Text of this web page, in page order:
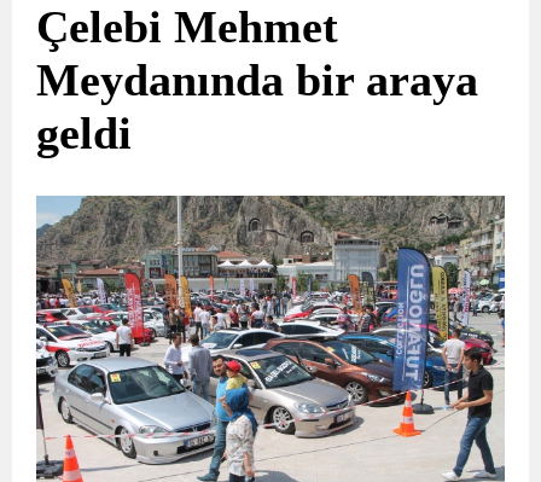
Çelebi Mehmet
Meydanında bir araya
geldi